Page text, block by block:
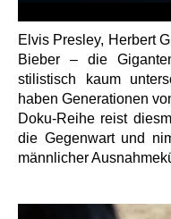
Elvis Presley, Herbert
Bieber – die
stilistisch kaum
haben Generationen
Doku-Reihe reist
die Gegenwart und
männlicher